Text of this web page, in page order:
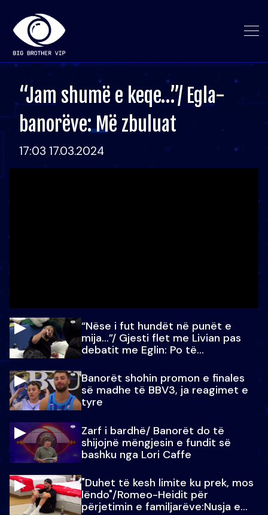
“Jam shumë e keqe…”/ Egla-
banorëve: Më zbuluat
17:03 17.03.2024
“Nëse i fut hundët në punët e
mija…”/ Gjesti flet me Livian pas
debatit me Eglin: Po të
Banorët shohin promon e finales
së madhe të BBV3, ja reagimet e
tyre
Zarf i bardhë/ Banorët do të
shijojnë mëngjesin e fundit së
bashku nga Lori Caffe
"Duhet të kesh limite ku prek, mos
lëndo"/Romeo-Heidit për
përjetimin e familjarëve:Nusja e